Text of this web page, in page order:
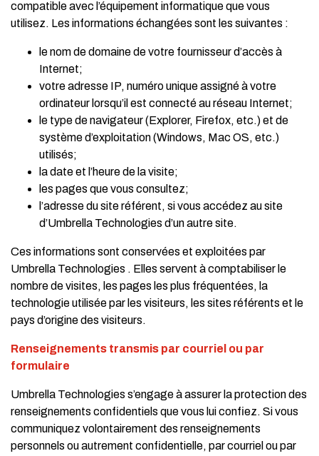
compatible avec l’équipement informatique que vous
utilisez. Les informations échangées sont les suivantes :
le nom de domaine de votre fournisseur d’accès à
Internet;
votre adresse IP, numéro unique assigné à votre
ordinateur lorsqu’il est connecté au réseau Internet;
le type de navigateur (Explorer, Firefox, etc.) et de
système d’exploitation (Windows, Mac OS, etc.)
utilisés;
la date et l’heure de la visite;
les pages que vous consultez;
l’adresse du site référent, si vous accédez au site
d’Umbrella Technologies d’un autre site.
Ces informations sont conservées et exploitées par
Umbrella Technologies . Elles servent à comptabiliser le
nombre de visites, les pages les plus fréquentées, la
technologie utilisée par les visiteurs, les sites référents et le
pays d’origine des visiteurs.
Renseignements transmis par courriel ou par
formulaire
Umbrella Technologies s’engage à assurer la protection des
renseignements confidentiels que vous lui confiez. Si vous
communiquez volontairement des renseignements
personnels ou autrement confidentielle, par courriel ou par